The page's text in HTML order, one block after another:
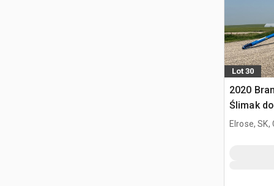
Lot 30
2020
Ślimak
Elrose, SK,